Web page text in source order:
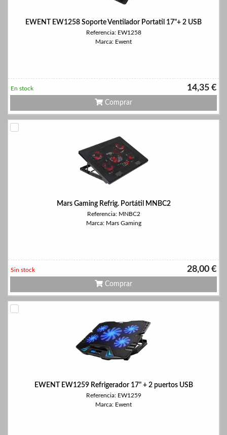
EWENT EW1258 Soporte Ventilador Portatil 17"+ 2 USB
Referencia: EW1258
Marca: Ewent
14,35 €
En stock
Comprar
Mars Gaming Refrig. Portátil MNBC2
Referencia: MNBC2
Marca: Mars Gaming
28,00 €
Sin stock
Comprar
EWENT EW1259 Refrigerador 17" + 2 puertos USB
Referencia: EW1259
Marca: Ewent